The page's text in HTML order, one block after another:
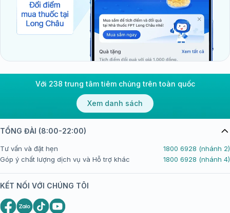
Với 238 trung tâm tiêm chủng trên toàn quốc
Xem danh sách
TỔNG ĐÀI (8:00-22:00)
Tư vấn và đặt hẹn
1800 6928 (nhánh 2)
Góp ý chất lượng dịch vụ và Hỗ trợ khác
1800 6928 (nhánh 4)
KẾT NỐI VỚI CHÚNG TÔI